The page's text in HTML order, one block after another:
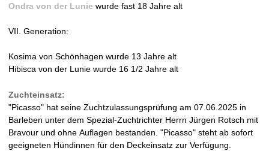
r
)
e
l
)
n
e
x
r
n
a
l
s
e
e
r
n
a
Ondra von der Lunie wurde fast 18 Jahre alt
VII. Generation:
Kosima von Schönhagen wurde 13 Jahre alt
Hibisca von der Lunie wurde 16 1/2 Jahre alt
Zuchteinsatz:
"Picasso" hat seine Zuchtzulassungsprüfung am 07.06.2025 in
Barleben unter dem Spezial-Zuchtrichter Herrn Jürgen Rotsch mit
Bravour und ohne Auflagen bestanden. "Picasso" steht ab sofort
geeigneten Hündinnen für den Deckeinsatz zur Verfügung.